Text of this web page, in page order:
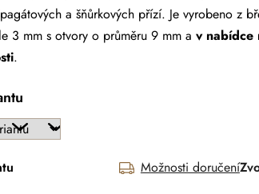
a šňůrkových přízí. Je vyrobeno z
3 mm s otvory o průměru 9 mm a v nabídce
.
Možnosti doručení